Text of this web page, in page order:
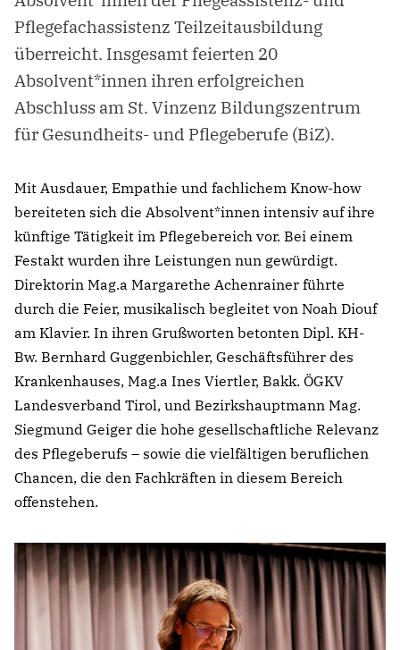
Pflegefachassistenz Teilzeitausbildung
überreicht. Insgesamt feierten 20
Absolvent*innen ihren erfolgreichen
Abschluss am St. Vinzenz Bildungszentrum
für Gesundheits- und Pflegeberufe (BiZ).
Mit Ausdauer, Empathie und fachlichem Know-how
bereiteten sich die Absolvent*innen intensiv auf ihre
künftige Tätigkeit im Pflegebereich vor. Bei einem
Festakt wurden ihre Leistungen nun gewürdigt.
Direktorin Mag.a Margarethe Achenrainer führte
durch die Feier, musikalisch begleitet von Noah Diouf
am Klavier. In ihren Grußworten betonten Dipl. KH-
Bw. Bernhard Guggenbichler, Geschäftsführer des
Krankenhauses, Mag.a Ines Viertler, Bakk. ÖGKV
Landesverband Tirol, und Bezirkshauptmann Mag.
Siegmund Geiger die hohe gesellschaftliche Relevanz
des Pflegeberufs – sowie die vielfältigen beruflichen
Chancen, die den Fachkräften in diesem Bereich
offenstehen.